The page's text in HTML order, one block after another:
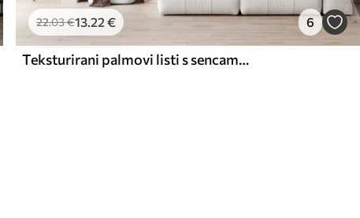
22.03€13.22 € 6
Teksturirani palmovi listi s sencami, tropsko vzdušje, minimalizem